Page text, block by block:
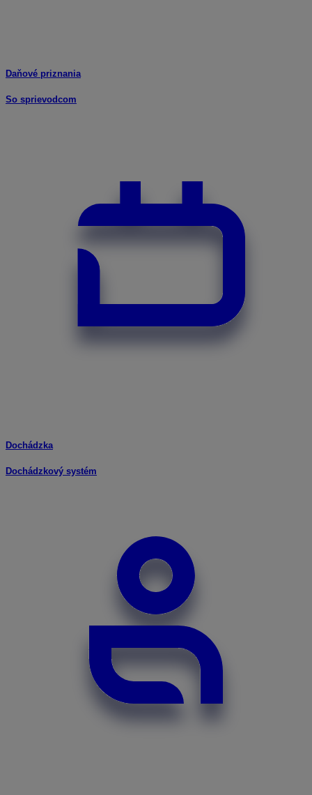
Daňové priznania
So sprievodcom
Dochádzka
Dochádzkový systém